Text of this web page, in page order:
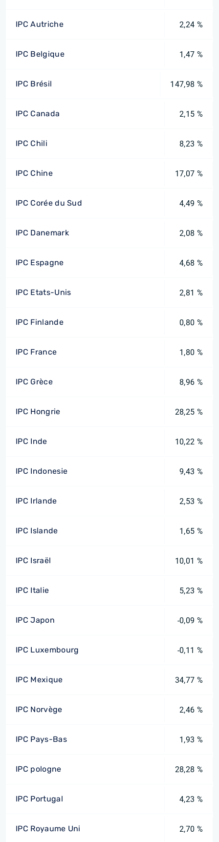
IPC Autriche 2,24 %
IPC Belgique 1,47 %
IPC Brésil 147,98 %
IPC Canada 2,15 %
IPC Chili 8,23 %
IPC Chine 17,07 %
IPC Corée du Sud 4,49 %
IPC Danemark 2,08 %
IPC Espagne 4,68 %
IPC Etats-Unis 2,81 %
IPC Finlande 0,80 %
IPC France 1,80 %
IPC Grèce 8,96 %
IPC Hongrie 28,25 %
IPC Inde 10,22 %
IPC Indonesie 9,43 %
IPC Irlande 2,53 %
IPC Islande 1,65 %
IPC Israël 10,01 %
IPC Italie 5,23 %
IPC Japon -0,09 %
IPC Luxembourg -0,11 %
IPC Mexique 34,77 %
IPC Norvège 2,46 %
IPC Pays-Bas 1,93 %
IPC pologne 28,28 %
IPC Portugal 4,23 %
IPC Royaume Uni 2,70 %